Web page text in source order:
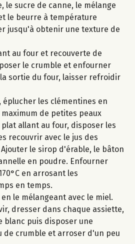
le sucre de canne, le mélange
le beurre à température
jusqu'à obtenir une texture de
au four et recouverte de
le crumble et enfourner
sortie du four, laisser refroidir
éplucher les clémentines en
de petites peaux
plat allant au four, disposer les
recouvrir avec le jus des
le sirop d'érable, le bâton
en poudre. Enfourner
en arrosant les
en temps.
le mélangeant avec le miel.
dresser dans chaque assiette,
blanc puis disposer une
de crumble et arroser d'un peu